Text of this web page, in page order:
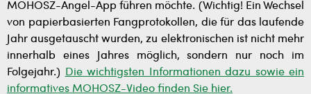
MOHOSZ-Angel-App führen möchte. (Wichtig! Ein Wechsel
von papierbasierten Fangprotokollen, die für das laufende
Jahr ausgetauscht wurden, zu elektronischen ist nicht mehr
innerhalb eines Jahres möglich, sondern nur noch im
Folgejahr.)
Die wichtigsten Informationen dazu sowie ein
informatives MOHOSZ-Video finden Sie hier.